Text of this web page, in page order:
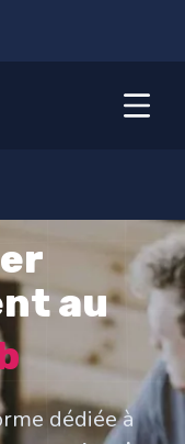
au
dédiée à